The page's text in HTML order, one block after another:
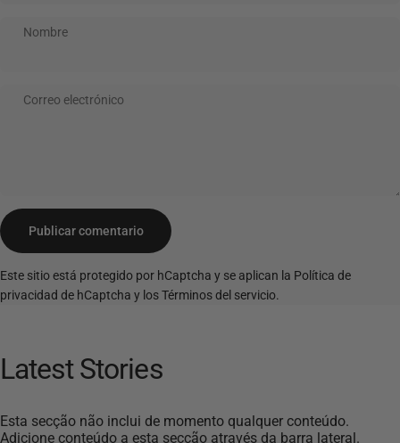
Nombre
Correo electrónico
Mensaje
Publicar comentario
Este sitio está protegido por hCaptcha y se aplican la Política de
privacidad de hCaptcha y losTérminos del servicio.
Latest Stories
Esta secção não inclui de momento qualquer conteúdo.
Adicione conteúdo a esta secção através da barra lateral.